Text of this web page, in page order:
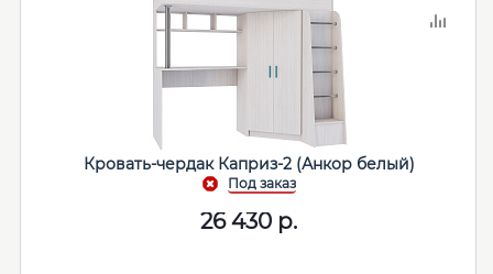
Кровать-чердак Каприз-2 (Анкор белый)
26 430 р.